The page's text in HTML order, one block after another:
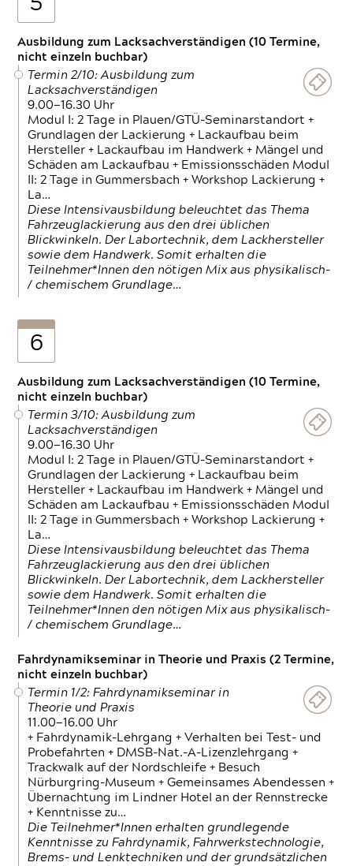
Ausbildung zum Lacksachverständigen (10 Termine,
nicht einzeln buchbar)
Termin 2/10: Ausbildung zum
Lacksachverständigen
9.00—16.30 Uhr
Modul I: 2 Tage in Plauen/GTÜ-Seminarstandort +
Grundlagen der Lackierung + Lackaufbau beim
Hersteller + Lackaufbau im Handwerk + Mängel und
Schäden am Lackaufbau + Emissionsschäden Modul
II: 2 Tage in Gummersbach + Workshop Lackierung +
La…
Diese Intensivausbildung beleuchtet das Thema
Fahrzeuglackierung aus den drei üblichen
Blickwinkeln. Der Labortechnik, dem Lackhersteller
sowie dem Handwerk. Somit erhalten die
Teilnehmer*Innen den nötigen Mix aus physikalisch-
/ chemischem Grundlage…
6
Ausbildung zum Lacksachverständigen (10 Termine,
nicht einzeln buchbar)
Termin 3/10: Ausbildung zum
Lacksachverständigen
9.00—16.30 Uhr
Modul I: 2 Tage in Plauen/GTÜ-Seminarstandort +
Grundlagen der Lackierung + Lackaufbau beim
Hersteller + Lackaufbau im Handwerk + Mängel und
Schäden am Lackaufbau + Emissionsschäden Modul
II: 2 Tage in Gummersbach + Workshop Lackierung +
La…
Diese Intensivausbildung beleuchtet das Thema
Fahrzeuglackierung aus den drei üblichen
Blickwinkeln. Der Labortechnik, dem Lackhersteller
sowie dem Handwerk. Somit erhalten die
Teilnehmer*Innen den nötigen Mix aus physikalisch-
/ chemischem Grundlage…
Fahrdynamikseminar in Theorie und Praxis (2 Termine,
nicht einzeln buchbar)
Termin 1/2: Fahrdynamikseminar in
Theorie und Praxis
11.00—16.00 Uhr
+ Fahrdynamik-Lehrgang + Verhalten bei Test- und
Probefahrten + DMSB-Nat.-A-Lizenzlehrgang +
Trackwalk auf der Nordschleife + Besuch
Nürburgring-Museum + Gemeinsames Abendessen +
Übernachtung im Lindner Hotel an der Rennstrecke
+ Kenntnisse zu…
Die Teilnehmer*Innen erhalten grundlegende
Kenntnisse zu Fahrdynamik, Fahrwerkstechnologie,
Brems- und Lenktechniken und der grundsätzlichen